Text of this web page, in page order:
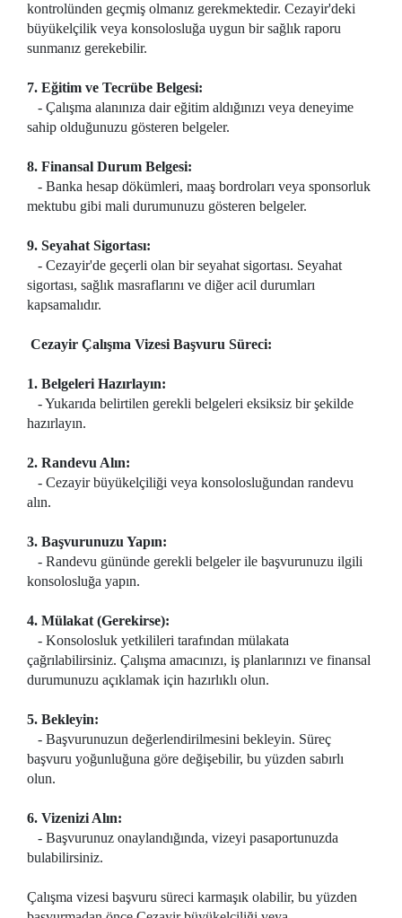
kontrolünden geçmiş olmanız gerekmektedir. Cezayir'deki
büyükelçilik veya konsolosluğa uygun bir sağlık raporu
sunmanız gerekebilir.
7. Eğitim ve Tecrübe Belgesi:
- Çalışma alanınıza dair eğitim aldığınızı veya deneyime
sahip olduğunuzu gösteren belgeler.
8. Finansal Durum Belgesi:
- Banka hesap dökümleri, maaş bordroları veya sponsorluk
mektubu gibi mali durumunuzu gösteren belgeler.
9. Seyahat Sigortası:
- Cezayir'de geçerli olan bir seyahat sigortası. Seyahat
sigortası, sağlık masraflarını ve diğer acil durumları
kapsamalıdır.
Cezayir Çalışma Vizesi Başvuru Süreci:
1. Belgeleri Hazırlayın:
- Yukarıda belirtilen gerekli belgeleri eksiksiz bir şekilde
hazırlayın.
2. Randevu Alın:
- Cezayir büyükelçiliği veya konsolosluğundan randevu
alın.
3. Başvurunuzu Yapın:
- Randevu gününde gerekli belgeler ile başvurunuzu ilgili
konsolosluğa yapın.
4. Mülakat (Gerekirse):
- Konsolosluk yetkilileri tarafından mülakata
çağrılabilirsiniz. Çalışma amacınızı, iş planlarınızı ve finansal
durumunuzu açıklamak için hazırlıklı olun.
5. Bekleyin:
- Başvurunuzun değerlendirilmesini bekleyin. Süreç
başvuru yoğunluğuna göre değişebilir, bu yüzden sabırlı
olun.
6. Vizenizi Alın:
- Başvurunuz onaylandığında, vizeyi pasaportunuzda
bulabilirsiniz.
Çalışma vizesi başvuru süreci karmaşık olabilir, bu yüzden